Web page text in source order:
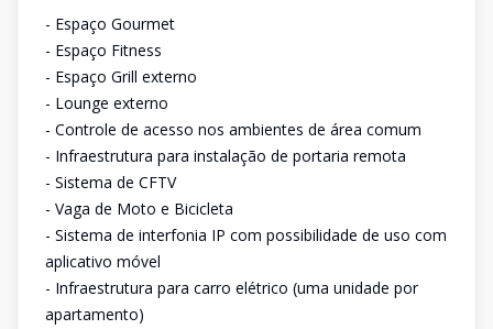
- Espaço Gourmet
- Espaço Fitness
- Espaço Grill externo
- Lounge externo
- Controle de acesso nos ambientes de área comum
- Infraestrutura para instalação de portaria remota
- Sistema de CFTV
- Vaga de Moto e Bicicleta
- Sistema de interfonia IP com possibilidade de uso com
aplicativo móvel
- Infraestrutura para carro elétrico (uma unidade por
apartamento)